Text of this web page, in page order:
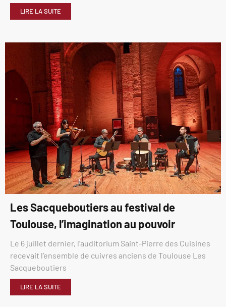
LIRE LA SUITE
Les Sacqueboutiers au festival de
Toulouse, l’imagination au pouvoir
Le 6 juillet dernier, l’auditorium Saint-Pierre des Cuisines
recevait l’ensemble de cuivres anciens de Toulouse Les
Sacqueboutiers
LIRE LA SUITE